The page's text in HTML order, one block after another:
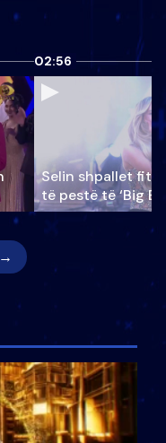
02:56
Selin shpallet
të pestë të ‘Big